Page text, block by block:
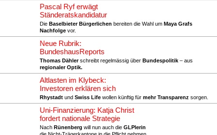
Pascal Ryf erwägt
Ständeratskandidatur
Die Baselbieter Bürgerlichen bereiten die Wahl um Maya Grafs
Nachfolge vor.
Neue Rubrik:
BundeshausReports
Thomas Dählerschreibt regelmässig über Bundespolitik – aus
regionaler Optik.
Altlasten im Klybeck:
Investoren erklären sich
Rhystadt und Swiss Life wollen künftig für mehr Transparenz sorgen.
Uni-Finanzierung: Katja Christ
fordert nationale Strategie
Nach Rünenberg will nun auch die GLPlerin